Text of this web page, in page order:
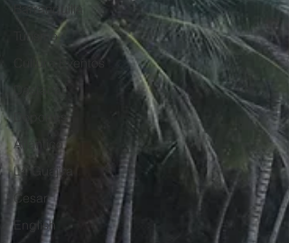
Barranquilla
Turismo
Cultura Eventos
Destacar
Atlántico
La Guajira
Cesar
English